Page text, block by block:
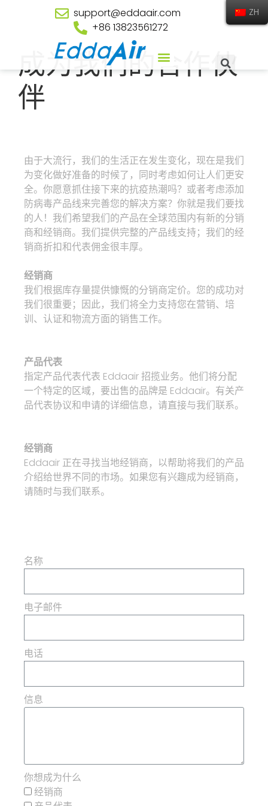
support@eddaair.com
+86 13823561272
成为我们的合作伙
伴
由于大流行，我们的生活正在发生变化，现在是我们
为变化做好准备的时候了，同时考虑如何让人们更安
全。你愿意抓住接下来的抗疫热潮吗？或者考虑添加
防病毒产品线来完善您的解决方案？你就是我们要找
的人！我们希望我们的产品在全球范围内有新的分销
商和经销商。我们提供完整的产品线支持；我们的经
销商折扣和代表佣金很丰厚。
经销商
我们根据库存量提供慷慨的分销商定价。您的成功对
我们很重要；因此，我们将全力支持您在营销、培
训、认证和物流方面的销售工作。
产品代表
指定产品代表代表 Eddaair 招揽业务。他们将分配
一个特定的区域，要出售的品牌是 Eddaair。有关产
品代表协议和申请的详细信息，请直接与我们联系。
经销商
Eddaair 正在寻找当地经销商，以帮助将我们的产品
介绍给世界不同的市场。如果您有兴趣成为经销商，
请随时与我们联系。
名称
电子邮件
电话
信息
你想成为什么
经销商
ZH